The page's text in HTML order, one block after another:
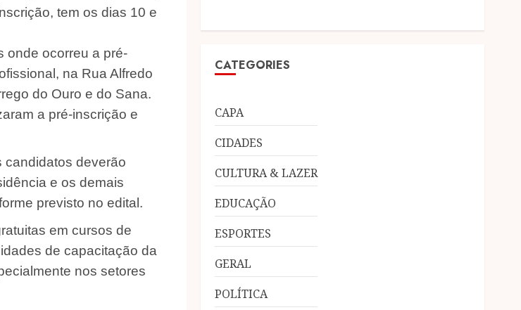
tem os dias 10 e
onde ocorreu a pré-
na Rua Alfredo
do Ouro e do Sana.
a pré-inscrição e
candidatos deverão
e os demais
previsto no edital.
em cursos de
de capacitação da
nos setores
CATEGORIES
CAPA
CIDADES
CULTURA & LAZER
EDUCAÇÃO
ESPORTES
GERAL
POLÍTICA